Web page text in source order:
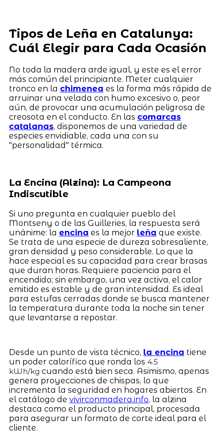
Tipos de Leña en Catalunya:
Cuál Elegir para Cada Ocasión
No toda la madera arde igual, y este es el error
más común del principiante. Meter cualquier
tronco en la chimenea es la forma más rápida de
arruinar una velada con humo excesivo o, peor
aún, de provocar una acumulación peligrosa de
creosota en el conducto. En las comarcas
catalanas, disponemos de una variedad de
especies envidiable, cada una con su
"personalidad" térmica.
La Encina (Alzina): La Campeona
Indiscutible
Si uno pregunta en cualquier pueblo del
Montseny o de las Guilleries, la respuesta será
unánime: la encina es la mejor leña que existe.
Se trata de una especie de dureza sobresaliente,
gran densidad y peso considerable. Lo que la
hace especial es su capacidad para crear brasas
que duran horas. Requiere paciencia para el
encendido; sin embargo, una vez activa, el calor
emitido es estable y de gran intensidad. Es ideal
para estufas cerradas donde se busca mantener
la temperatura durante toda la noche sin tener
que levantarse a repostar.
Desde un punto de vista técnico, la encina tiene
un poder calorífico que ronda los 4.5
kWh/kg cuando está bien seca. Asimismo, apenas
genera proyecciones de chispas, lo que
incrementa la seguridad en hogares abiertos. En
el catálogo de vivirconmadera.info, la alzina
destaca como el producto principal, procesada
para asegurar un formato de corte ideal para el
cliente.